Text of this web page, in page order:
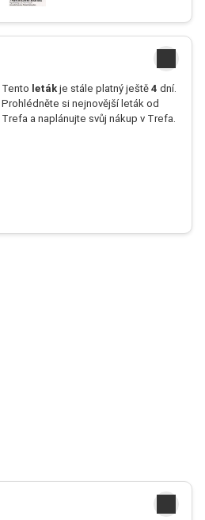
Tento letákje stále platný ještě 4 dní.
Prohlédněte si nejnovější leták od
Trefa a naplánujte svůj nákup v Trefa.